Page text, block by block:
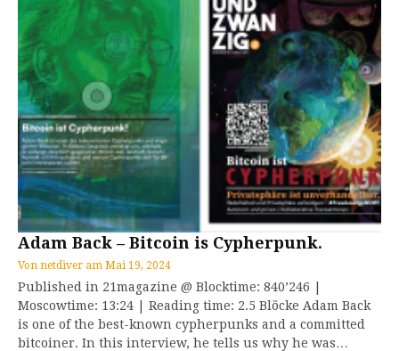
Adam Back – Bitcoin is Cypherpunk.
Von netdiver am Mai 19, 2024
Published in 21magazine @ Blocktime: 840’246 |
Moscowtime: 13:24 | Reading time: 2.5 Blöcke Adam Back
is one of the best-known cypherpunks and a committed
bitcoiner. In this interview, he tells us why he was…